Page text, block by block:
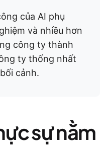
của AI phụ
và nhiều hơn
công ty thành
ty thống nhất
cảnh.
sự nằm